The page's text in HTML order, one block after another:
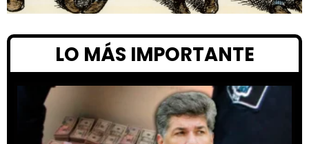
LO MÁS IMPORTANTE